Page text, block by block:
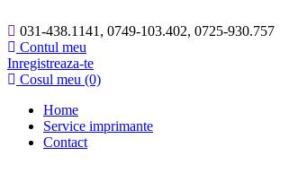
031-438.1141, 0749-103.402, 0725-930.757
Contul meu
Inregistreaza-te
Cosul meu (0)
Home
Service imprimante
Contact